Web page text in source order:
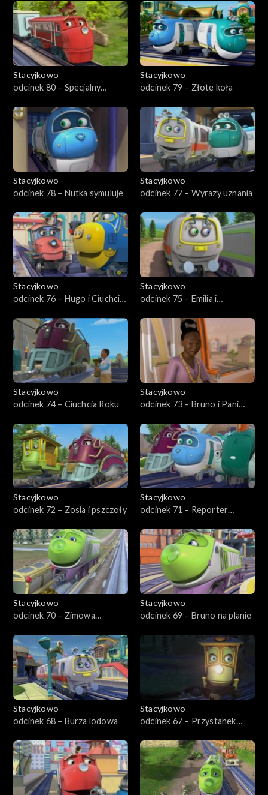
Stacyjkowo
odcinek 80 – Specjalny
Stacyjkowo
odcinek 79 – Złote koła
Stacyjkowo
odcinek 78 – Nutka symuluje
Stacyjkowo
odcinek 77 – Wyrazy uznania
Stacyjkowo
odcinek 76 – Hugo i Ciuchcia
Stacyjkowo
odcinek 75 – Emilia i
Stacyjkowo
odcinek 74 – Ciuchcia Roku
Stacyjkowo
odcinek 73 – Bruno i Pani
Stacyjkowo
odcinek 72 – Zosia i pszczoły
Stacyjkowo
odcinek 71 – Reporter
Stacyjkowo
odcinek 70 – Zimowa
Stacyjkowo
odcinek 69 – Bruno na planie
Stacyjkowo
odcinek 68 – Burza lodowa
Stacyjkowo
odcinek 67 – Przystanek